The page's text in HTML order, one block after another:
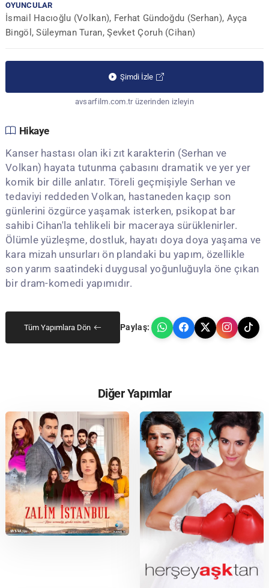
OYUNCULAR
İsmail Hacıoğlu (Volkan), Ferhat Gündoğdu (Serhan), Ayça
Bingöl, Süleyman Turan, Şevket Çoruh (Cihan)
Şimdi İzle
avsarfilm.com.tr üzerinden izleyin
Hikaye
Kanser hastası olan iki zıt karakterin (Serhan ve
Volkan) hayata tutunma çabasını dramatik ve yer yer
komik bir dille anlatır. Töreli geçmişiyle Serhan ve
tedaviyi reddeden Volkan, hastaneden kaçıp son
günlerini özgürce yaşamak isterken, psikopat bar
sahibi Cihan'la tehlikeli bir maceraya sürüklenirler.
Ölümle yüzleşme, dostluk, hayatı doya doya yaşama ve
kara mizah unsurları ön plandaki bu yapım, özellikle
son yarım saatindeki duygusal yoğunluğuyla öne çıkan
bir dram-komedi yapımıdır.
Tüm Yapımlara Dön Paylaş:
Diğer Yapımlar